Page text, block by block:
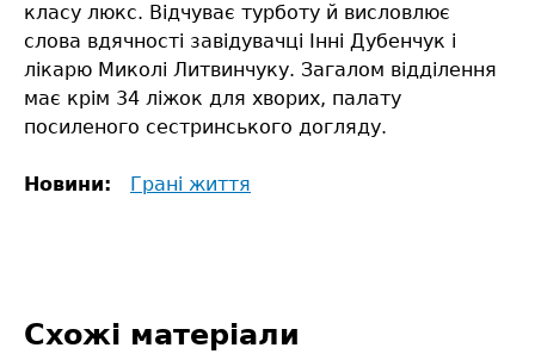
класу люкс. Відчуває турботу й висловлює
слова вдячності завідувачці Інні Дубенчук і
лікарю Миколі Литвинчуку. Загалом відділення
має крім 34 ліжок для хворих, палату
посиленого сестринського догляду.
Новини: Грані життя
Схожі матеріали